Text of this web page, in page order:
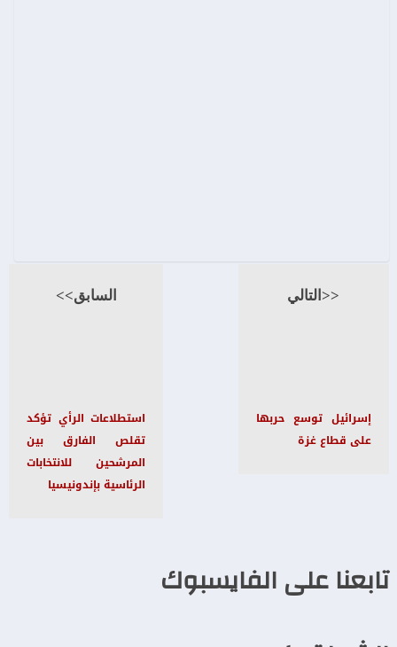
السابق>>
استطلاعات الرأي تؤكد
تقلص الفارق بين
المرشحين للانتخابات
الرئاسية بإندونيسيا
<<التالي
إسرائيل توسع حربها
على قطاع غزة
تابعنا على الفايسبوك